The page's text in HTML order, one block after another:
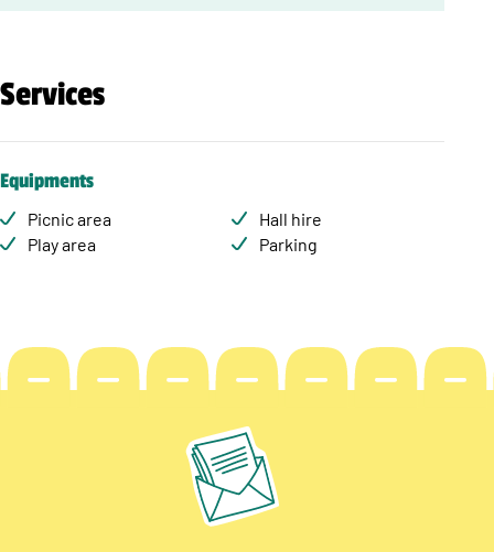
Services
Equipments
Picnic area
Play area
Hall hire
Parking